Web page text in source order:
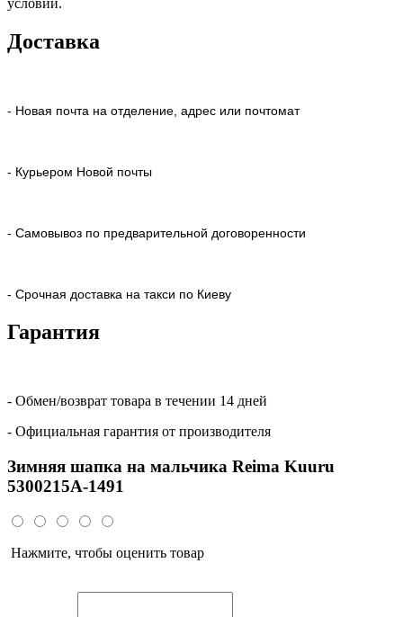
условий.
Доставка
- Новая почта на отделение, адрес или почтомат
- Курьером Новой почты
- Самовывоз по предварительной договоренности
- Срочная доставка на такси по Киеву
Гарантия
- Обмен/возврат товара в течении 14 дней
- Официальная гарантия от производителя
Зимняя шапка на мальчика Reima Kuuru
5300215A-1491
Нажмите, чтобы оценить товар